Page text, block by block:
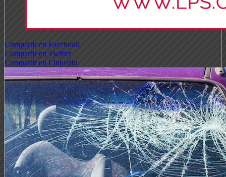
Compartir en Facebook
Compartir en Twitter
Compartir en LinkedIn